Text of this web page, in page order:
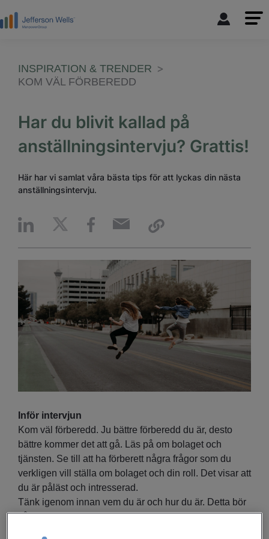
INSPIRATION & TRENDER
KOM VÄL FÖRBEREDD
Har du blivit kallad på
anställningsintervju? Grattis!
Här har vi samlat våra bästa tips för att lyckas din nästa
anställningsintervju.
Inför intervjun
Kom väl förberedd. Ju bättre förberedd du är, desto
bättre kommer det att gå. Läs på om bolaget och
tjänsten. Se till att ha förberett några frågor som du
verkligen vill ställa om bolaget och din roll. Det visar att
du är påläst och intresserad.
Tänk igenom innan vem du är och hur du är. Detta bör
såklart vara kopplat till eventuell beskrivning i ditt